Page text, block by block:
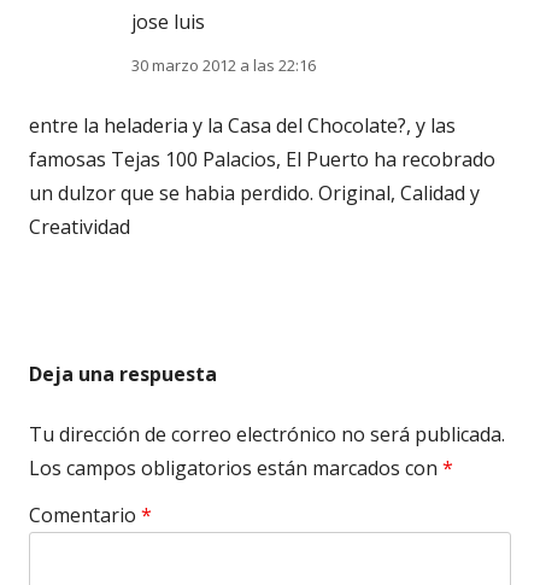
jose luis
30 marzo 2012 a las 22:16
entre la heladeria y la Casa del Chocolate?, y las
famosas Tejas 100 Palacios, El Puerto ha recobrado
un dulzor que se habia perdido. Original, Calidad y
Creatividad
Deja una respuesta
Tu dirección de correo electrónico no será publicada.
Los campos obligatorios están marcados con *
Comentario *